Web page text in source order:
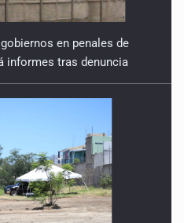
en penales de
informes tras denuncia